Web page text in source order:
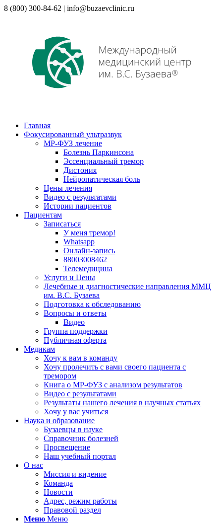
8 (800) 300-84-62 | info@buzaevclinic.ru
Главная
Фокусированный ультразвук
МР-ФУЗ лечение
Болезнь Паркинсона
Эссенциальный тремор
Дистония
Нейропатическая боль
Цены лечения
Видео с результатами
Истории пациентов
Пациентам
Записаться
У меня тремор!
Whatsapp
Онлайн-запись
88003008462
Телемедицина
Услуги и Цены
Лечебные и диагностические направления ММЦ
им. В.С. Бузаева
Подготовка к обследованию
Вопросы и ответы
Видео
Группа поддержки
Публичная оферта
Медикам
Хочу к вам в команду
Хочу пролечить с вами своего пациента с
тремором
Книга о МР-ФУЗ с aнализом результатов
Видео с результатами
Результаты нашего лечения в научных статьях
Хочу у вас учиться
Наука и образование
Бузаевцы в науке
Справочник болезней
Просвещение
Наш учебный портал
О нас
Миссия и видение
Команда
Новости
Адрес, режим работы
Правовой раздел
Меню Меню